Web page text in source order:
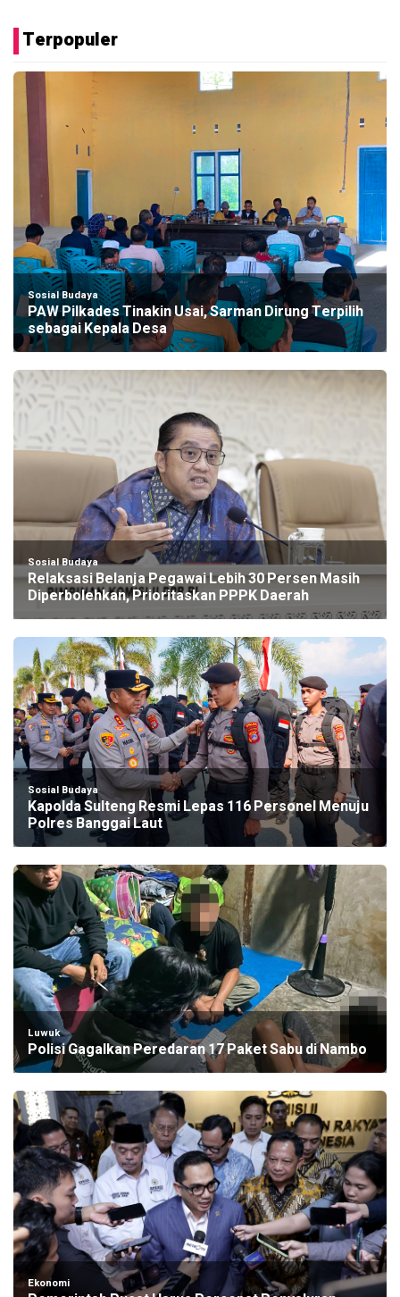
Terpopuler
Sosial Budaya
PAW Pilkades Tinakin Usai, Sarman Dirung Terpilih
sebagai Kepala Desa
Sosial Budaya
Relaksasi Belanja Pegawai Lebih 30 Persen Masih
Diperbolehkan, Prioritaskan PPPK Daerah
Sosial Budaya
Kapolda Sulteng Resmi Lepas 116 Personel Menuju
Polres Banggai Laut
Luwuk
Polisi Gagalkan Peredaran 17 Paket Sabu di Nambo
Ekonomi